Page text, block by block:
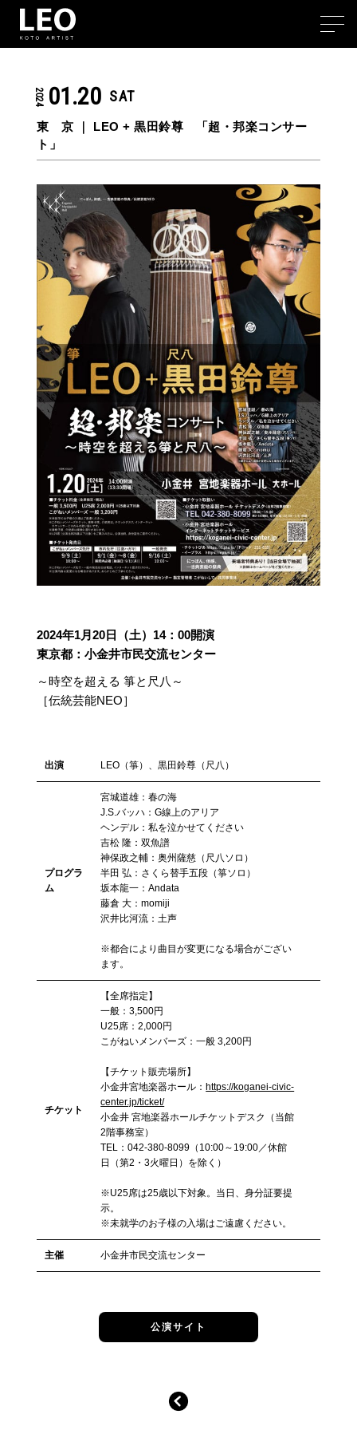
2024 01.20 SAT
東 京 ｜ LEO + 黒田鈴尊 「超・邦楽コンサー
ト」
2024年1月20日（土）14：00開演
東京都：小金井市民交流センター
～時空を超える 箏と尺八～
［伝統芸能NEO］
出演 LEO（箏）、黒田鈴尊（尺八）
プログラ
ム
宮城道雄：春の海
J.S.バッハ：G線上のアリア
ヘンデル：私を泣かせてください
吉松 隆：双魚譜
神保政之輔：奥州薩慈（尺八ソロ）
半田 弘：さくら替手五段（箏ソロ）
坂本龍一：Andata
藤倉 大：momiji
沢井比河流：土声
※都合により曲目が変更になる場合がござい
ます。
チケット
【全席指定】
一般：3,500円
U25席：2,000円
こがねいメンバーズ：一般 3,200円
【チケット販売場所】
小金井宮地楽器ホール： https://koganei-civic-
center.jp/ticket/
小金井 宮地楽器ホールチケットデスク（当館
2階事務室）
TEL：042-380-8099（10:00～19:00／休館
日（第2・3火曜日）を除く）
※U25席は25歳以下対象。当日、身分証要提
示。
※未就学のお子様の入場はご遠慮ください。
主催 小金井市民交流センター
公演サイト